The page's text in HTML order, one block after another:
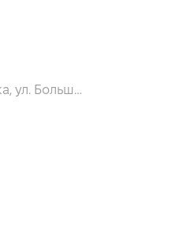
с. Софіївська Борщагівка, ул. Большая Кольцевая, 60а